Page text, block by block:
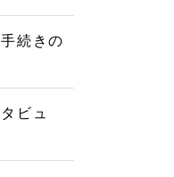
続きの
ビュ